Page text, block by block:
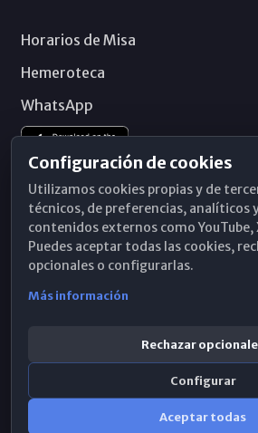
Horarios de Misa
Hemeroteca
WhatsApp
Configuración de cookies
Utilizamos cookies propias y de
técnicos, de preferencias, analíticos
contenidos externos como YouTube,
Puedes aceptar todas las cookies,
opcionales o configurarlas.
Más información
Rechazar
Configurar
Aceptar todas